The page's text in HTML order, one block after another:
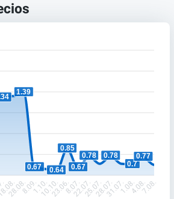
1.39
0.67 0.64
0.85
0.67
0.78
0.78
0.7
0.77
28.08.8.09.1.10.10.10.23.06.8.07.22.07.25.07.28.07.31.07.1.08.4.08.7.08.